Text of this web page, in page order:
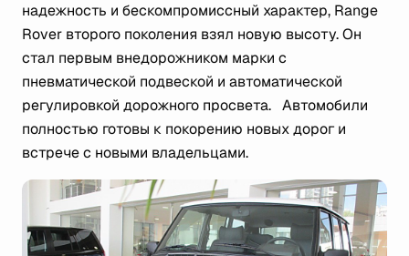
надежность и бескомпромиссный характер, Range
Rover второго поколения взял новую высоту. Он
стал первым внедорожником марки с
пневматической подвеской и автоматической
регулировкой дорожного просвета. Автомобили
полностью готовы к покорению новых дорог и
встрече с новыми владельцами.